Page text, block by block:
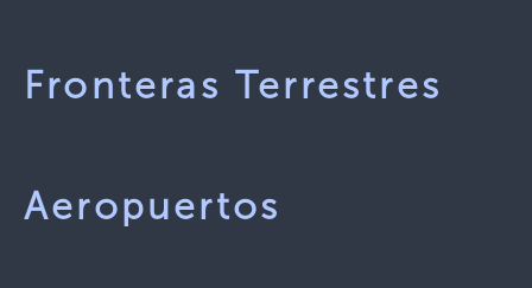
Fronteras Terrestres
Aeropuertos